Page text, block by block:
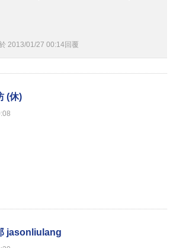
2013/01 /27 00:14回覆
(休)
:08
jasonliulang